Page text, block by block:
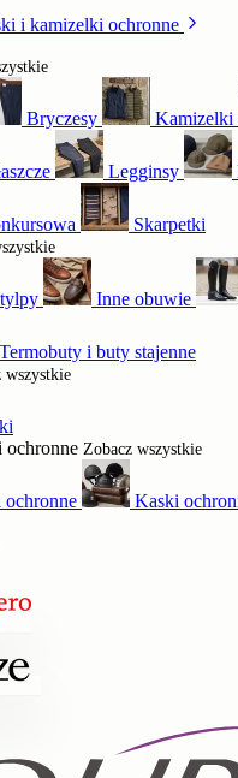
i kamizelki ochronne
Bryczesy Kamizelki
Legginsy
Skarpetki
Inne obuwie
Termobuty i buty stajenne
wszystkie
Zobacz wszystkie
Kaski